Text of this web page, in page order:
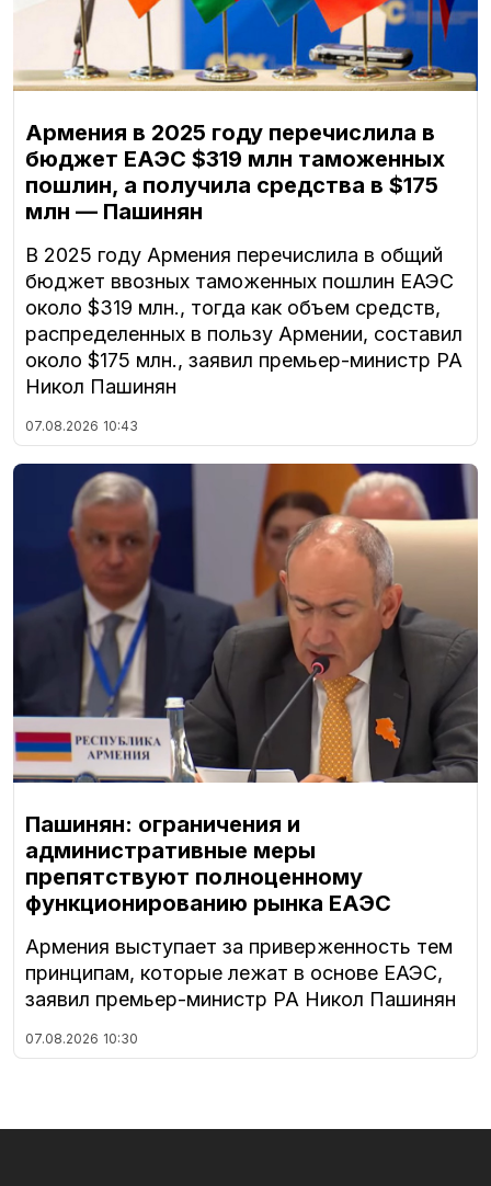
Армения в 2025 году перечислила в
бюджет ЕАЭС $319 млн таможенных
пошлин, а получила средства в $175
млн — Пашинян
В 2025 году Армения перечислила в общий
бюджет ввозных таможенных пошлин ЕАЭС
около $319 млн., тогда как объем средств,
распределенных в пользу Армении, составил
около $175 млн., заявил премьер-министр РА
Никол Пашинян
07.08.2026 10:43
Пашинян: ограничения и
административные меры
препятствуют полноценному
функционированию рынка ЕАЭС
Армения выступает за приверженность тем
принципам, которые лежат в основе ЕАЭС,
заявил премьер-министр РА Никол Пашинян
07.08.2026 10:30